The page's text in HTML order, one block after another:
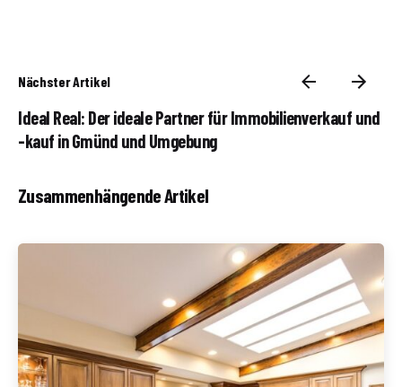
Nächster Artikel
Ideal Real: Der ideale Partner für Immobilienverkauf und
-kauf in Gmünd und Umgebung
Zusammenhängende Artikel